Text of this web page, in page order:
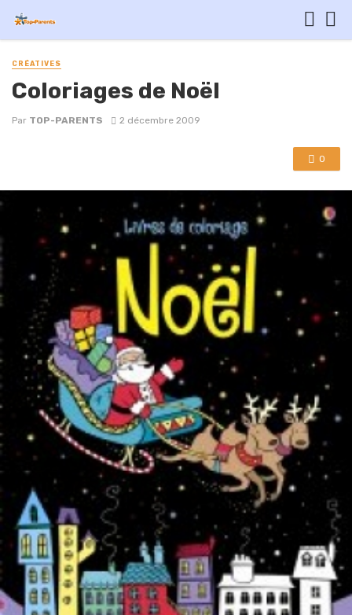
CRÉATIVES
Coloriages de Noël
Par TOP-PARENTS 2 décembre 2009
0